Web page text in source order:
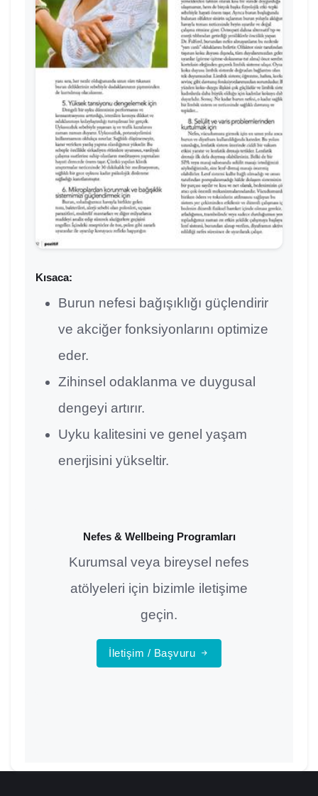
Kısaca:
Burun nefesi bağışıklığı güçlendirir
ve akciğer fonksiyonlarını optimize
eder.
Zihinsel odaklanma ve duygusal
dengeyi artırır.
Uyku kalitesini ve genel yaşam
enerjisini yükseltir.
Nefes & Wellbeing Programları
Kurumsal veya bireysel nefes
atölyeleri için bizimle iletişime
geçin.
İletişim / Başvuru